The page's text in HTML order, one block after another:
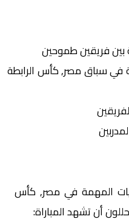
فريقين طموحين
سباق مصر, كأس الرابطة
المهمة في مصر, كأس
أن تشهد المباراة: